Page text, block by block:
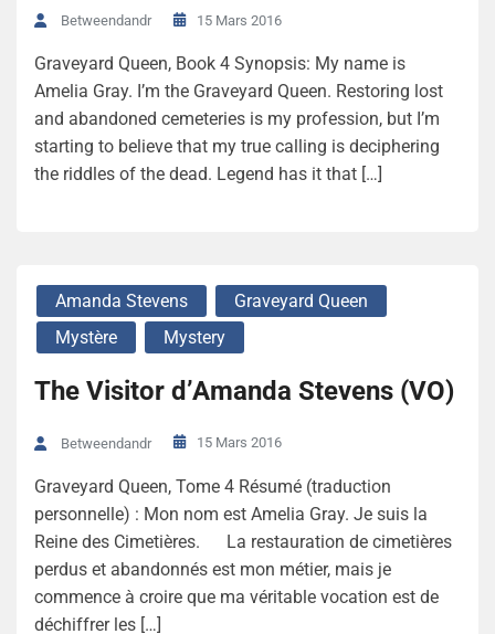
Betweendandr 15 Mars 2016
Graveyard Queen, Book 4 Synopsis: My name is
Amelia Gray. I’m the Graveyard Queen. Restoring lost
and abandoned cemeteries is my profession, but I’m
starting to believe that my true calling is deciphering
the riddles of the dead. Legend has it that […]
Amanda Stevens
Graveyard Queen
Mystère
Mystery
The Visitor d’Amanda Stevens (VO)
Betweendandr 15 Mars 2016
Graveyard Queen, Tome 4 Résumé (traduction
personnelle) : Mon nom est Amelia Gray. Je suis la
Reine des Cimetières. La restauration de cimetières
perdus et abandonnés est mon métier, mais je
commence à croire que ma véritable vocation est de
déchiffrer les […]